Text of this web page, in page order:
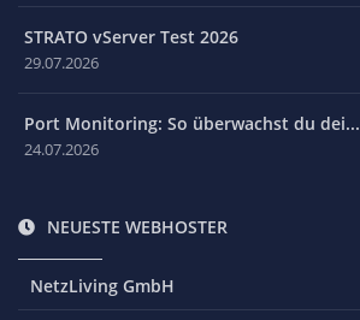
STRATO vServer Test 2026
29.07.2026
Port Monitoring: So überwachst du dei...
24.07.2026
NEUESTE WEBHOSTER
NetzLiving GmbH